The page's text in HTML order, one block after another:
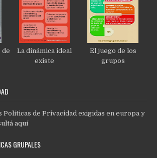
de
La dinámica ideal
existe
El juego de los
grupos
Políticas de Privacidad exigidas en europa y
aquí
GRUPALES